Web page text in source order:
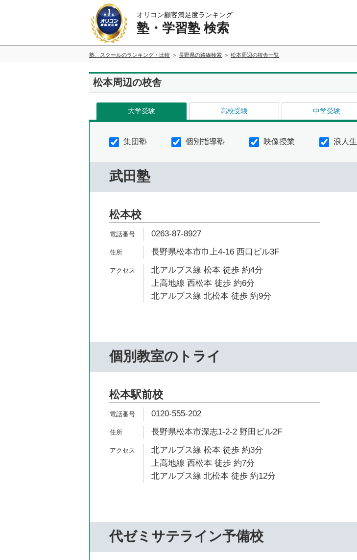
オリコン顧客満足度ランキング
塾・学習塾 検索
塾、スクールのランキング・比較 長野県の路線検索 松本周辺の校舎一覧
松本周辺の校舎
大学受験 高校受験 中学受験
集団塾 個別指導塾 映像授業 浪人生
武田塾
松本校
0263-87-8927
長野県松本市巾上4-16 西口ビル3F
北アルプス線 松本 徒歩 約4分
上高地線 西松本 徒歩 約6分
北アルプス線 北松本 徒歩 約9分
個別教室のトライ
松本駅前校
0120-555-202
長野県松本市深志1-2-2 野田ビル2F
北アルプス線 松本 徒歩 約3分
上高地線 西松本 徒歩 約7分
北アルプス線 北松本 徒歩 約12分
代ゼミサテライン予備校